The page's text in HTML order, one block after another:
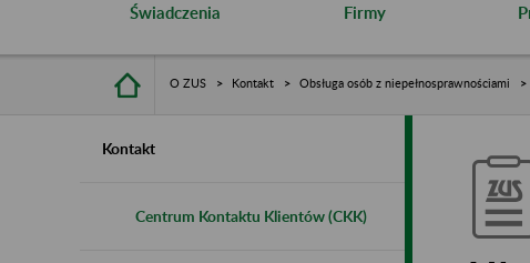
Świadczenia Firmy
O ZUS Kontakt Obsługa osób z niepełnosprawnościami
Kontakt
Centrum Kontaktu Klientów (CKK)